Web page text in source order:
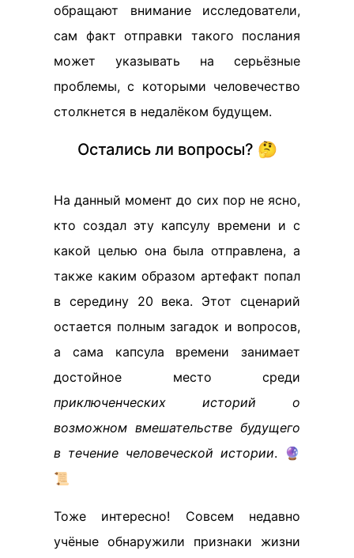
обращают внимание исследователи,
сам факт отправки такого послания
может указывать на серьёзные
проблемы, с которыми человечество
столкнется в недалёком будущем.
Остались ли вопросы? 🤔
На данный момент до сих пор не ясно,
кто создал эту капсулу времени и с
какой целью она была отправлена, а
также каким образом артефакт попал
в середину 20 века. Этот сценарий
остается полным загадок и вопросов,
а сама капсула времени занимает
достойное место среди
приключенческих историй о
возможном вмешательстве будущего
в течение человеческой истории. 🔮
📜
Тоже интересно! Совсем недавно
учёные обнаружили признаки жизни